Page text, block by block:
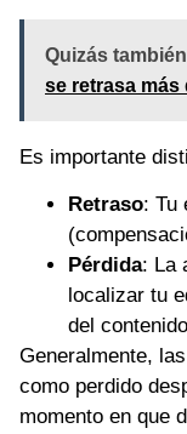
Quizás
se retrasa más
Es importante
Retraso: Tu
Pérdida: La
localizar tu
del
Generalmente,
como perdido
momento en que